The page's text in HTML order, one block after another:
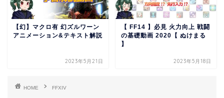
【幻】マクロ有 幻ズルワーン
アニメーション&テキスト解説
2023年5月21日
【 FF14 】必見 火力向上 戦闘
の基礎動画 2020【 ぬけまる
】
2023年5月18日
HOME FFXIV